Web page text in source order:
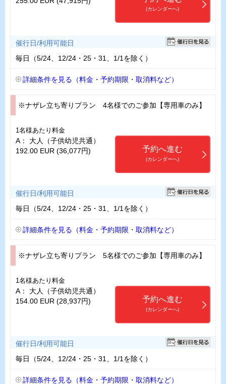
(カレンダーへ)
催行日/利用可能日
毎日（5/24、12/24・25・31、1/1を除く）
詳細条件を見る（料金・予約期限・取消料など）
※ナザレ立ち寄りプラン 4名様でのご参加【専用車のみ】
1名様あたり料金
A： 大人（子供幼児共通）
192.00 EUR (36,077円)
予約へ進む
(カレンダーへ)
催行日/利用可能日
毎日（5/24、12/24・25・31、1/1を除く）
詳細条件を見る（料金・予約期限・取消料など）
※ナザレ立ち寄りプラン 5名様でのご参加【専用車のみ】
1名様あたり料金
A： 大人（子供幼児共通）
154.00 EUR (28,937円)
予約へ進む
(カレンダーへ)
催行日/利用可能日
毎日（5/24、12/24・25・31、1/1を除く）
詳細条件を見る（料金・予約期限・取消料など）